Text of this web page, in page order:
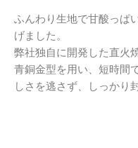
ふんわり生地で甘酸っぱ
げました。
弊社独自に開発した直火
青銅金型を用い、短時間
しさを逃さず、しっかり